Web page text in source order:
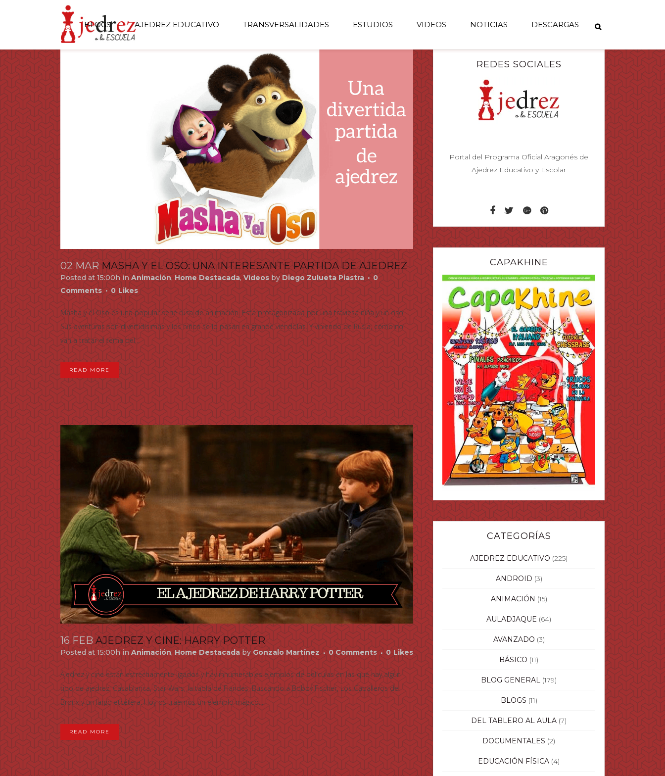
BLOGS AJEDREZ EDUCATIVO TRANSVERSALIDADES ESTUDIOS VIDEOS NOTICIAS DESCARGAS
02 MAR MASHA Y EL OSO: UNA INTERESANTE PARTIDA DE AJEDREZ
Posted at 15:00hinAnimación,Home Destacada,Vídeos byDiego Zulueta Piastra
0
Comments
0 Likes
Masha y el Oso es una popular serie rusa de animación. Está protagonizada por una traviesa niña y un oso.
Sus aventuras son divertidísimas y los niños se lo pasan en grande viéndolas. Y viniendo de Rusia, cómo no
van a tratar el tema del...
READ MORE
16 FEB AJEDREZ Y CINE: HARRY POTTER
Posted at 15:00hinAnimación,Home Destacada byGonzalo Martínez 0 Comments 0 Likes
Ajedrez y cine están estrechamente ligados y hay innumerables ejemplos de películas en las que hay algún
tipo de ajedrez: Casablanca, Star Wars, la tabla de Flandes, Buscando a Bobby Fischer, Los Caballeros del
Bronx y un largo etcétera. Hoy os traemos un ejemplo mágico:...
READ MORE
REDES SOCIALES
Portal del Programa Oficial Aragonés de
Ajedrez Educativo y Escolar
CAPAKHINE
CATEGORÍAS
AJEDREZ EDUCATIVO (225)
ANDROID (3)
ANIMACIÓN (15)
AULADJAQUE (64)
AVANZADO (3)
BÁSICO (11)
BLOG GENERAL (179)
BLOGS (11)
DEL TABLERO AL AULA (7)
DOCUMENTALES (2)
EDUCACIÓN FÍSICA (4)